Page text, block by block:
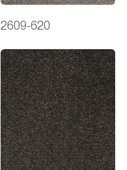
2609-620